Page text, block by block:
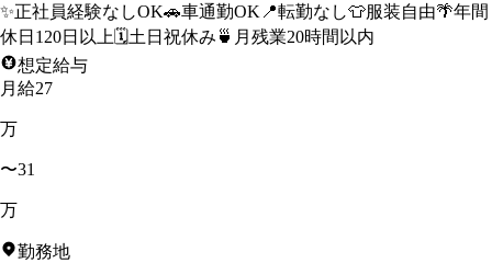
✨正社員経験なしOK🚗車通勤OK 📍転勤なし👕服装自由🌴年間
休日120日以上 🗓️土日祝休み 🍵 月残業20時間以内
想定給与
月給27
万
〜31
万
勤務地